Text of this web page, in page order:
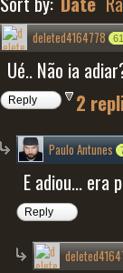
deleted4164778
Ué.. Não ia
Reply 2
Paulo Antunes
E adiou... era
Reply